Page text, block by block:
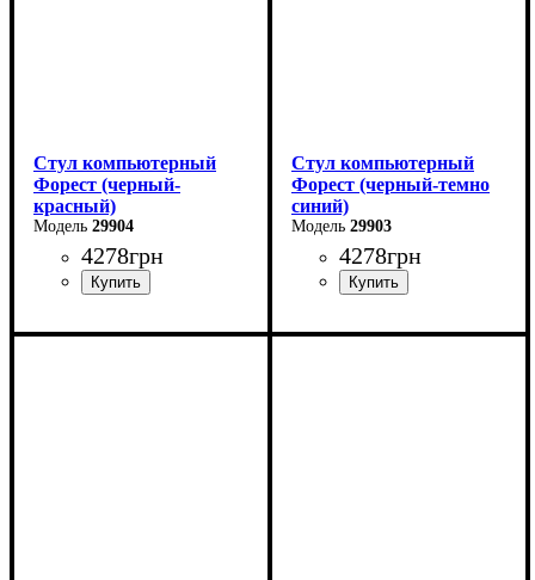
Стул компьютерный
Форест (черный-
красный)
29904
4278грн
Стул компьютерный
Форест (черный-темно
синий)
29903
4278грн